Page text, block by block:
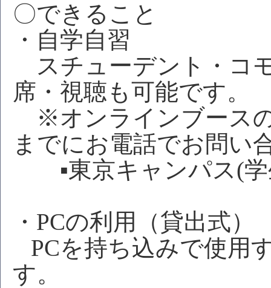
〇できること
・自学自習
スチューデント・コ
席・視聴も可能です。
※オンラインブース
までにお電話でお問い
▪東京キャンパス(学
・PCの利用（貸出式）
PCを持ち込みで使用
す。